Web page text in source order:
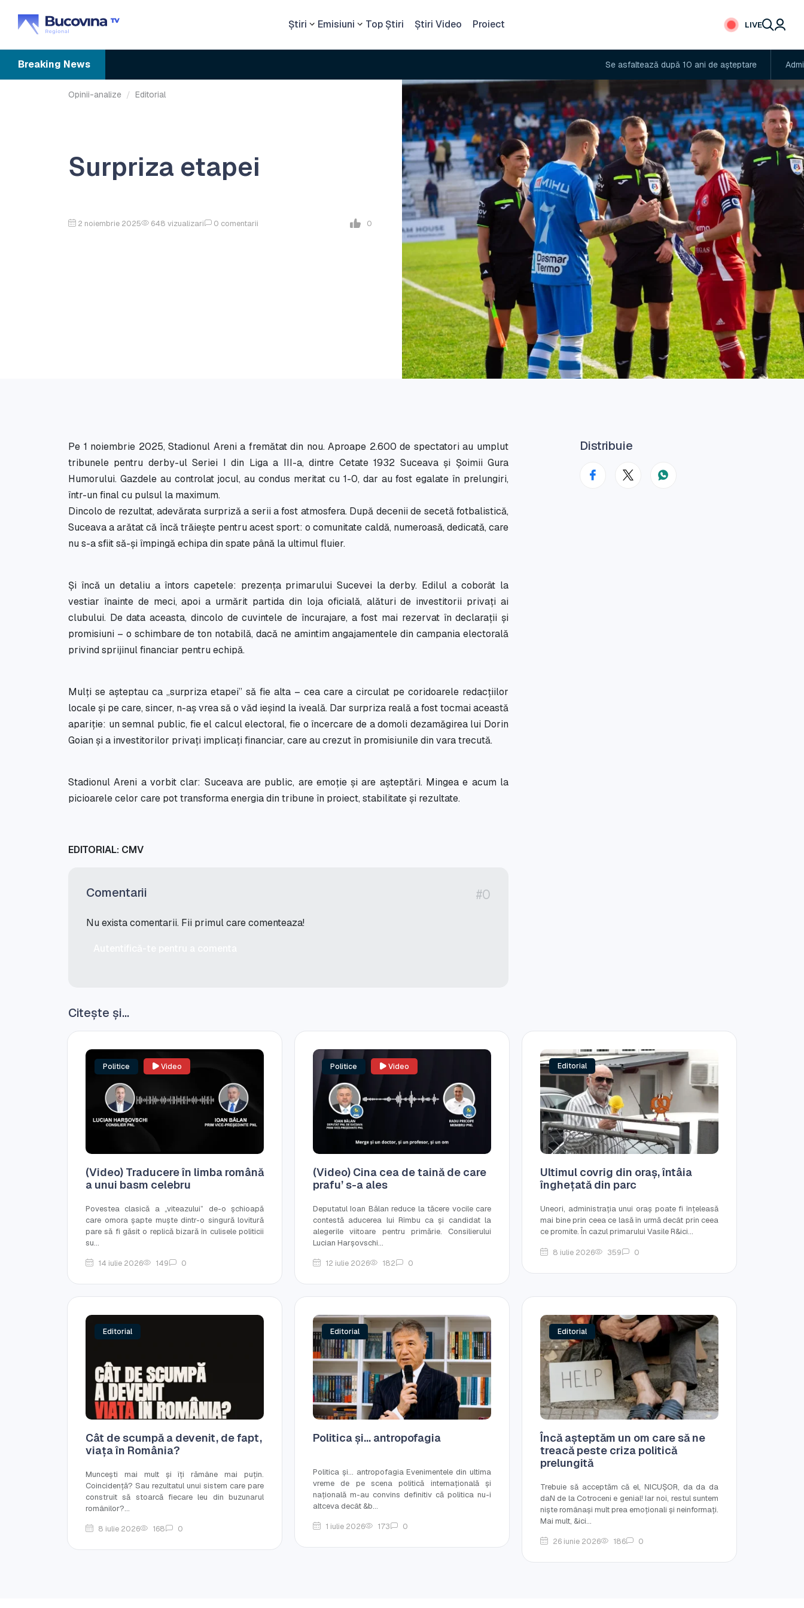
Știri Emisiuni Top Știri Știri Video Proiect LIVE
Breaking News Se asfaltează după 10 ani de așteptare
Opinii-analize Editorial
Surpriza etapei
2 noiembrie 2025 648 vizualizari 0 comentarii 0
Pe 1 noiembrie 2025, Stadionul Areni a fremătat din nou. Aproape 2.600 de spectatori au umplut
tribunele pentru derby-ul Seriei I din Liga a III-a, dintre Cetate 1932 Suceava și Șoimii Gura
Humorului. Gazdele au controlat jocul, au condus meritat cu 1-0, dar au fost egalate în prelungiri,
într-un final cu pulsul la maximum.
Dincolo de rezultat, adevărata surpriză a serii a fost atmosfera. După decenii de secetă fotbalistică,
Suceava a arătat că încă trăiește pentru acest sport: o comunitate caldă, numeroasă, dedicată, care
nu s-a sfiit să-și împingă echipa din spate până la ultimul fluier.
Și încă un detaliu a întors capetele: prezența primarului Sucevei la derby. Edilul a coborât la
vestiar înainte de meci, apoi a urmărit partida din loja oficială, alături de investitorii privați ai
clubului. De data aceasta, dincolo de cuvintele de încurajare, a fost mai rezervat în declarații și
promisiuni – o schimbare de ton notabilă, dacă ne amintim angajamentele din campania electorală
privind sprijinul financiar pentru echipă.
Mulți se așteptau ca „surpriza etapei” să fie alta – cea care a circulat pe coridoarele redacțiilor
locale și pe care, sincer, n-aș vrea să o văd ieșind la iveală. Dar surpriza reală a fost tocmai această
apariție: un semnal public, fie el calcul electoral, fie o încercare de a domoli dezamăgirea lui Dorin
Goian și a investitorilor privați implicați financiar, care au crezut în promisiunile din vara trecută.
Stadionul Areni a vorbit clar: Suceava are public, are emoție și are așteptări. Mingea e acum la
picioarele celor care pot transforma energia din tribune în proiect, stabilitate și rezultate.
EDITORIAL: CMV
Comentarii #0
Nu exista comentarii. Fii primul care comenteaza!
Distribuie
Citește și...
Politice Video
(Video) Traducere în limba română
a unui basm celebru
Povestea clasică a „viteazului” de-o șchioapă
care omora șapte muște dintr-o singură lovitură
pare să fi găsit o replică bizară în culisele politicii
su...
14 iulie 2026
149 0
Politice Video
(Video) Cina cea de taină de care
prafu’ s-a ales
Deputatul Ioan Bălan reduce la tăcere vocile care
contestă aducerea lui Rîmbu ca și candidat la
alegerile viitoare pentru primărie. Consilierului
Lucian Harșovschi...
12 iulie 2026
182 0
Editorial
Ultimul covrig din oraș, întâia
înghețată din parc
Uneori, administrația unui oraș poate fi înțeleasă
mai bine prin ceea ce lasă în urmă decât prin ceea
ce promite. În cazul primarului Vasile R&ici...
8 iulie 2026 359 0
Editorial
Cât de scumpă a devenit, de fapt,
viața în România?
Muncești mai mult și îți rămâne mai puțin.
Coincidență? Sau rezultatul unui sistem care pare
construit să stoarcă fiecare leu din buzunarul
românilor?...
8 iulie 2026
168 0
Editorial
Politica și... antropofagia
Politica și... antropofagia Evenimentele din ultima
vreme de pe scena politică internațională și
națională m-au convins definitiv că politica nu-i
altceva decât &b...
1 iulie 2026
173 0
Editorial
Încă așteptăm un om care să ne
treacă peste criza politică
prelungită
Trebuie să acceptăm că el, NICUȘOR, da da da
daN de la Cotroceni e genial! Iar noi, restul suntem
niște românași mult prea emoționali și neinformați.
Mai mult, &ici...
26 iunie 2026
186 0